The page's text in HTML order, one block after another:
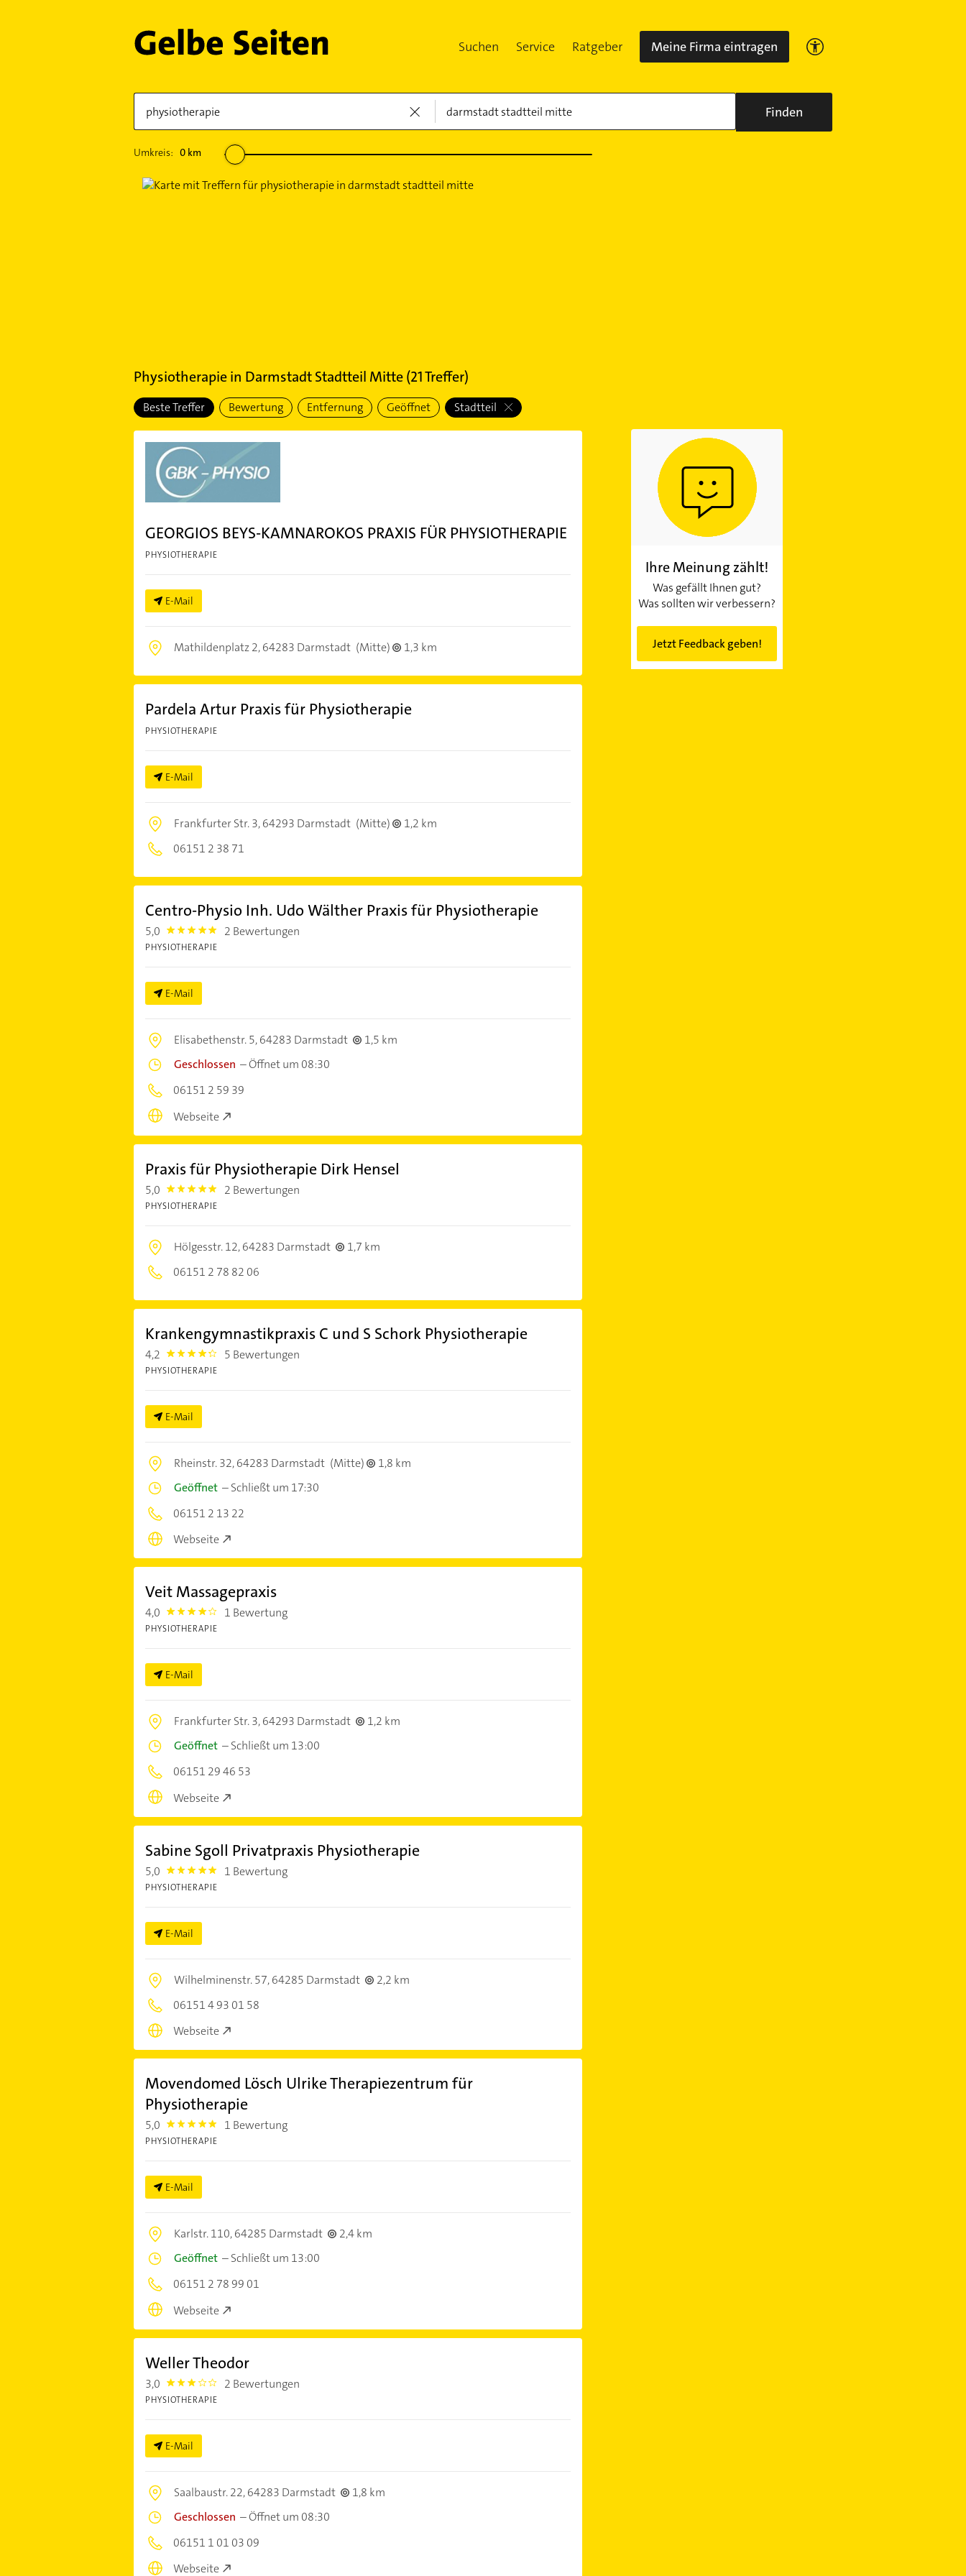
Suchen Service Ratgeber Meine Firma eintragen
Finden
Umkreis: 0km
Physiotherapiein Darmstadt Stadtteil Mitte(21Treffer)
Beste Treffer Bewertung Entfernung Geöffnet Stadtteil
GEORGIOS BEYS-KAMNAROKOS PRAXIS FÜR PHYSIOTHERAPIE
PHYSIOTHERAPIE
E-Mail
Mathildenplatz 2,64283 Darmstadt (Mitte) 1,3 km
Pardela Artur Praxis für Physiotherapie
PHYSIOTHERAPIE
E-Mail
Frankfurter Str. 3,64293 Darmstadt (Mitte)
1,2 km
06151 2 38 71
Centro-Physio Inh. Udo Wälther Praxis für Physiotherapie
5,0 5.0 2 Bewertungen
PHYSIOTHERAPIE
E-Mail
Elisabethenstr. 5,64283 Darmstadt
1,5 km
Geschlossen –Öffnet um 08:30
06151 2 59 39
Webseite
Praxis für Physiotherapie Dirk Hensel
5,0 5.0 2 Bewertungen
PHYSIOTHERAPIE
Hölgesstr. 12,64283 Darmstadt
1,7 km
06151 2 78 82 06
Krankengymnastikpraxis C und S Schork Physiotherapie
4,2 4.2000003 5 Bewertungen
PHYSIOTHERAPIE
E-Mail
Rheinstr. 32,64283 Darmstadt (Mitte)
1,8 km
Geöffnet–Schließt um 17:30
06151 2 13 22
Webseite
Veit Massagepraxis
4,0 4.0 1 Bewertung
PHYSIOTHERAPIE
E-Mail
Frankfurter Str. 3,64293 Darmstadt
1,2 km
Geöffnet–Schließt um 13:00
06151 29 46 53
Webseite
Sabine Sgoll Privatpraxis Physiotherapie
5,0 5.0 1 Bewertung
PHYSIOTHERAPIE
E-Mail
Wilhelminenstr. 57,64285 Darmstadt
2,2 km
06151 4 93 01 58
Webseite
Movendomed Lösch Ulrike Therapiezentrum für
Physiotherapie
5,0 5.0 1 Bewertung
PHYSIOTHERAPIE
E-Mail
Karlstr. 110,64285 Darmstadt
2,4 km
Geöffnet–Schließt um 13:00
06151 2 78 99 01
Webseite
Weller Theodor
3,0 3.0 2 Bewertungen
PHYSIOTHERAPIE
E-Mail
Saalbaustr. 22,64283 Darmstadt
1,8 km
Geschlossen –Öffnet um 08:30
06151 1 01 03 09
Webseite
Ihre Meinung zählt!
Was gefällt Ihnen gut?
Was sollten wir verbessern?
Jetzt Feedback geben!